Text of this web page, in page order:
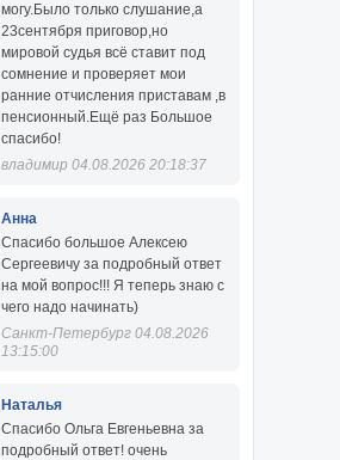
могу.Было только слушание,а
23сентября приговор,но
мировой судья всё ставит под
сомнение и проверяет мои
ранние отчисления приставам ,в
пенсионный.Ещё раз Большое
спасибо!
владимир 04.08.2026 20:18:37
Анна
Спасибо большое Алексею
Сергеевичу за подробный ответ
на мой вопрос!!! Я теперь знаю с
чего надо начинать)
Санкт-Петербург 04.08.2026
13:15:00
Наталья
Спасибо Ольга Евгеньевна за
подробный ответ! очень